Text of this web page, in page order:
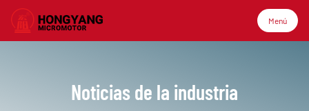
Menú
Noticias de la industria